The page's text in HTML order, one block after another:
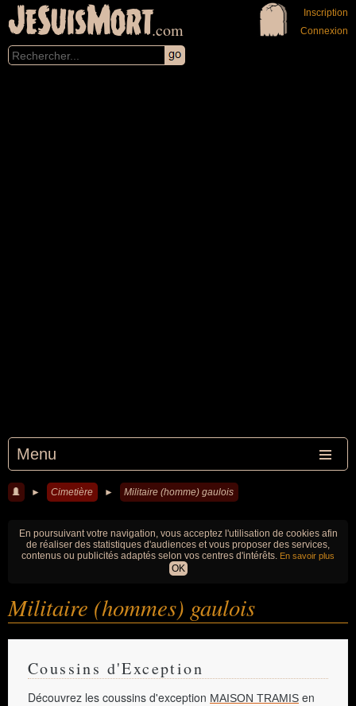
JeSuisMort.com
Menu
Inscription
Connexion
► Cimetière ► Militaire (homme) gaulois
En poursuivant votre navigation, vous acceptez l'utilisation de cookies afin
de réaliser des statistiques d'audiences et vous proposer des services,
contenus ou publicités adaptés selon vos centres d'intérêts. En savoir plus
OK
Militaire (hommes) gaulois
Coussins d'Exception
Découvrez les coussins d'exception MAISON TRAMIS en